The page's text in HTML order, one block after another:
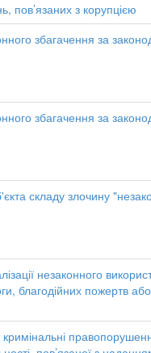
пов’язаних з корупцією
збагачення за
збагачення за
складу злочину
незаконного
благодійних пожертв
кримінальні